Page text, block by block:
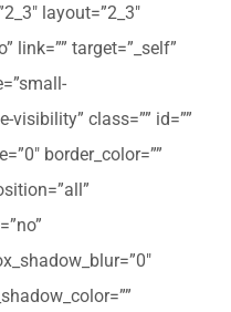
layout=”2_3″
link=”” target=”_self”
class=”” id=””
border_color=””